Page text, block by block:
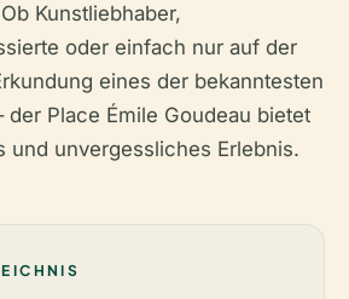
Kunstliebhaber,
oder einfach nur auf der
eines der bekanntesten
der Place Émile Goudeau bietet
und unvergessliches Erlebnis.